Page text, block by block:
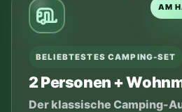
AM
BELIEBTESTES CAMPING-SET
2 Personen +
Der klassische Camping-